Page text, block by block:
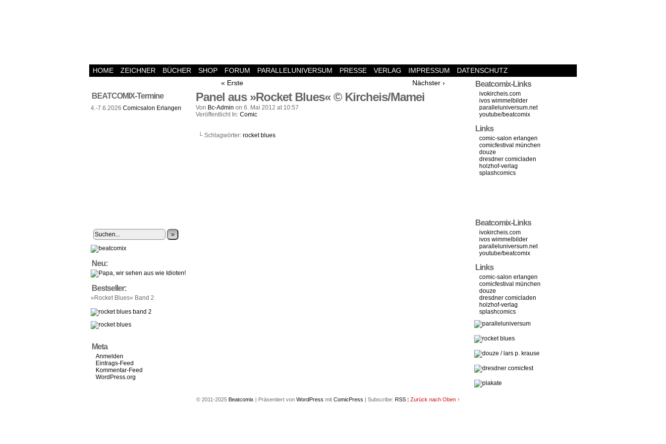
HOME ZEICHNER BÜCHER SHOP FORUM PARALLELUNIVERSUM PRESSE VERLAG IMPRESSUM DATENSCHUTZ
BEATCOMIX-Termine
4.-7.6.2026 Comicsalon Erlangen
»
Neu:
Bestseller:
»Rocket Blues« Band 2
Meta
Anmelden
Eintrags-Feed
Kommentar-Feed
WordPress.org
« Erste Nächster ›
Panel aus »Rocket Blues« © Kircheis/Mamei
Von Bc-Admin on 6. Mai 2012 at 10:57
Veröffentlicht In: Comic
└ Schlagwörter: rocket blues
Beatcomix-Links
ivokircheis.com
ivos wimmelbilder
paralleluniversum.net
youtube/beatcomix
Links
comic-salon erlangen
comicfestival münchen
douze
dresdner comicladen
holzhof-verlag
splashcomics
Beatcomix-Links
ivokircheis.com
ivos wimmelbilder
paralleluniversum.net
youtube/beatcomix
Links
comic-salon erlangen
comicfestival münchen
douze
dresdner comicladen
holzhof-verlag
splashcomics
© 2011-2025 Beatcomix | Präsentiert von WordPress mit ComicPress | Subscribe: RSS | Zurück nach Oben ↑